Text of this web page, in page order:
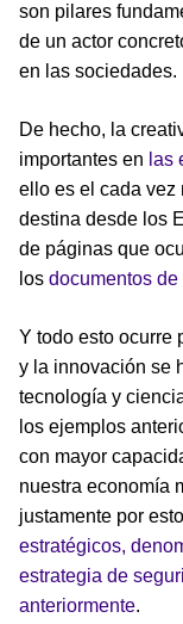
son pilares
de un actor
en las sociedades.
De hecho, la
importantes en las
ello es el cada vez
destina desde los
de páginas que
los documentos de
Y todo esto ocurre
y la innovación se
tecnología y
los ejemplos
con mayor
nuestra economía
justamente por
estratégicos,
estrategia de
anteriormente.